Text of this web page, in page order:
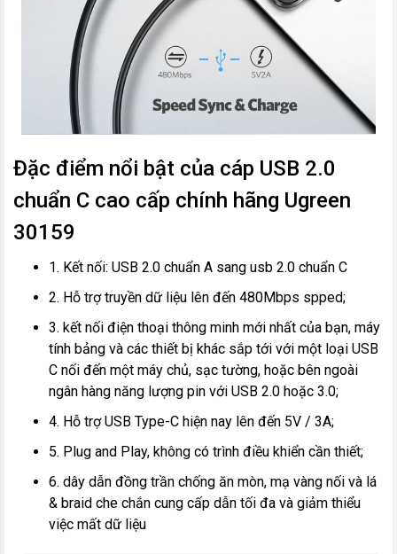
Đặc điểm nổi bật của cáp USB 2.0
chuẩn C cao cấp chính hãng Ugreen
30159
1. Kết nối: USB 2.0 chuẩn A sang usb 2.0 chuẩn C
2. Hỗ trợ truyền dữ liệu lên đến 480Mbps spped;
3. kết nối điện thoại thông minh mới nhất của bạn, máy
tính bảng và các thiết bị khác sắp tới với một loại USB
C nối đến một máy chủ, sạc tường, hoặc bên ngoài
ngân hàng năng lượng pin với USB 2.0 hoặc 3.0;
4. Hỗ trợ USB Type-C hiện nay lên đến 5V / 3A;
5. Plug and Play, không có trình điều khiển cần thiết;
6. dây dẫn đồng trần chống ăn mòn, mạ vàng nối và lá
& braid che chắn cung cấp dẫn tối đa và giảm thiểu
việc mất dữ liệu